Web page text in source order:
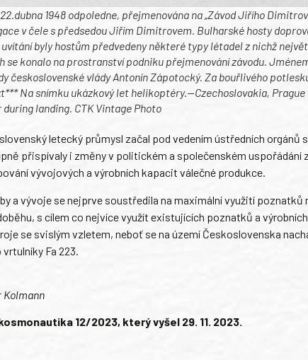
1948 odpoledne, přejmenována na „Závod Jiřího
v čele s předsedou Jiřím Dimitrovem. Bulharské hosty
byly hostům předvedeny některé typy létadel z nichž
konalo na prostranství podniku přejmenování závodu.
československé vlády Antonín Zápotocký. Za bouřlivého
Na snímku ukázkový let helikoptéry.—Czechoslovakia, Prague
landing. CTK Vintage Photo
letecký průmysl začal pod vedením ústředních orgánů
přispívaly i změny v politickém a společenském uspořádání
vývojových a výrobních kapacit válečné produkce.
a vývoje se nejprve soustředila na maximální využití poznatků
s cílem co nejvíce využít existujících poznatků a
se svislým vzletem, neboť se na území Československa
Fa 223.
Kolmann
12/2023, který vyšel 29. 11. 2023.